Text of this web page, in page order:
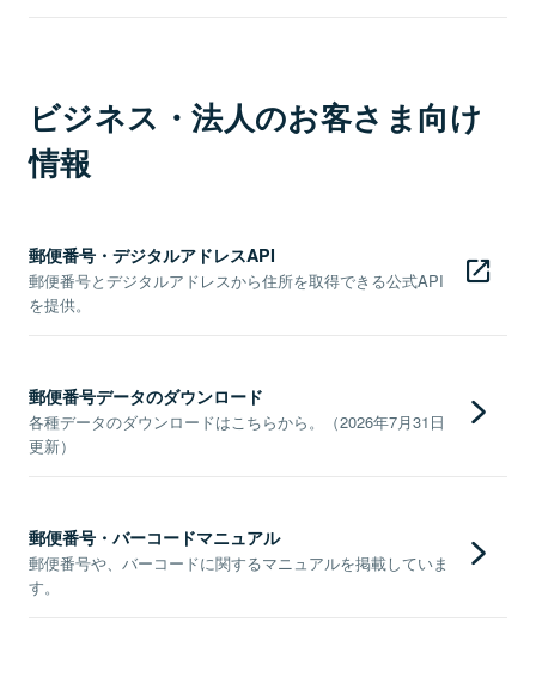
ビジネス・法人のお客さま向け
情報
郵便番号・デジタルアドレスAPI
郵便番号とデジタルアドレスから住所を取得できる公式API
を提供。
郵便番号データのダウンロード
各種データのダウンロードはこちらから。（2026年7月31日
更新）
郵便番号・バーコードマニュアル
郵便番号や、バーコードに関するマニュアルを掲載していま
す。